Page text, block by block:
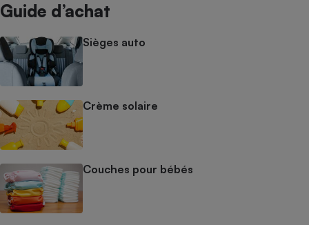
Guide d’achat
Sièges auto
Crème solaire
Couches pour bébés